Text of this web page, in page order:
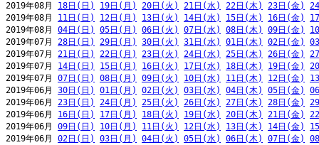
2019年08月 18日(日) 19日(月) 20日(火) 21日(水) 22日(木) 23日(金)
2019年08月 11日(日) 12日(月) 13日(火) 14日(水) 15日(木) 16日(金)
2019年08月 04日(日) 05日(月) 06日(火) 07日(水) 08日(木) 09日(金)
2019年07月 28日(日) 29日(月) 30日(火) 31日(水) 01日(木) 02日(金)
2019年07月 21日(日) 22日(月) 23日(火) 24日(水) 25日(木) 26日(金)
2019年07月 14日(日) 15日(月) 16日(火) 17日(水) 18日(木) 19日(金)
2019年07月 07日(日) 08日(月) 09日(火) 10日(水) 11日(木) 12日(金)
2019年06月 30日(日) 01日(月) 02日(火) 03日(水) 04日(木) 05日(金)
2019年06月 23日(日) 24日(月) 25日(火) 26日(水) 27日(木) 28日(金)
2019年06月 16日(日) 17日(月) 18日(火) 19日(水) 20日(木) 21日(金)
2019年06月 09日(日) 10日(月) 11日(火) 12日(水) 13日(木) 14日(金)
2019年06月 02日(日) 03日(月) 04日(火) 05日(水) 06日(木) 07日(金)